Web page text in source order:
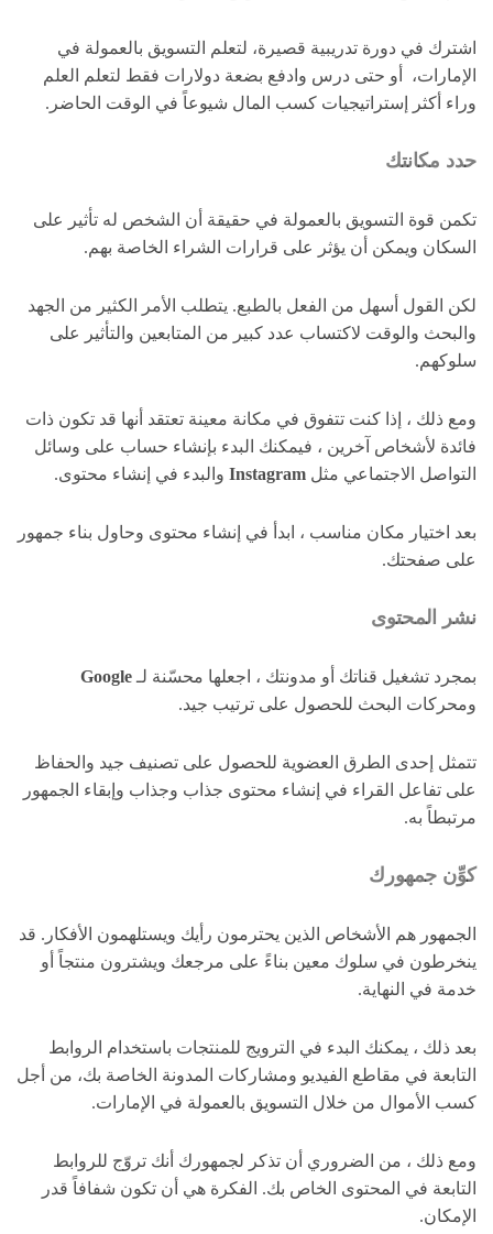
اشترك في دورة تدريبية قصيرة، لتعلم التسويق بالعمولة في
الإمارات، أو حتى درس وادفع بضعة دولارات فقط لتعلم العلم
وراء أكثر إستراتيجيات كسب المال شيوعاً في الوقت الحاضر.
حدد مكانتك
تكمن قوة التسويق بالعمولة في حقيقة أن الشخص له تأثير على
السكان ويمكن أن يؤثر على قرارات الشراء الخاصة بهم.
لكن القول أسهل من الفعل بالطبع. يتطلب الأمر الكثير من الجهد
والبحث والوقت لاكتساب عدد كبير من المتابعين والتأثير على
سلوكهم.
ومع ذلك ، إذا كنت تتفوق في مكانة معينة تعتقد أنها قد تكون ذات
فائدة لأشخاص آخرين ، فيمكنك البدء بإنشاء حساب على وسائل
التواصل الاجتماعي مثل Instagram والبدء في إنشاء محتوى.
بعد اختيار مكان مناسب ، ابدأ في إنشاء محتوى وحاول بناء جمهور
على صفحتك.
نشر المحتوى
بمجرد تشغيل قناتك أو مدونتك ، اجعلها محسّنة لـ Google
ومحركات البحث للحصول على ترتيب جيد.
تتمثل إحدى الطرق العضوية للحصول على تصنيف جيد والحفاظ
على تفاعل القراء في إنشاء محتوى جذاب وجذاب وإبقاء الجمهور
مرتبطاً به.
كوِّن جمهورك
الجمهور هم الأشخاص الذين يحترمون رأيك ويستلهمون الأفكار. قد
ينخرطون في سلوك معين بناءً على مرجعك ويشترون منتجاً أو
خدمة في النهاية.
بعد ذلك ، يمكنك البدء في الترويج للمنتجات باستخدام الروابط
التابعة في مقاطع الفيديو ومشاركات المدونة الخاصة بك، من أجل
كسب الأموال من خلال التسويق بالعمولة في الإمارات.
ومع ذلك ، من الضروري أن تذكر لجمهورك أنك تروّج للروابط
التابعة في المحتوى الخاص بك. الفكرة هي أن تكون شفافاً قدر
الإمكان.